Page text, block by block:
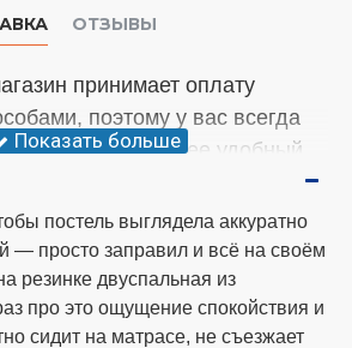
ОТЗЫВЫ
принимает оплату
поэтому у вас всегда
выбрать наиболее удобный
уточнит этот вопрос во
звонка.
произошли изменения
товара. Мы теперь
три раза в неделю, а
постель выглядела аккуратно
— просто заправил и всё на своём
резинке двуспальная из
про это ощущение спокойствия и
сидит на матрасе, не съезжает